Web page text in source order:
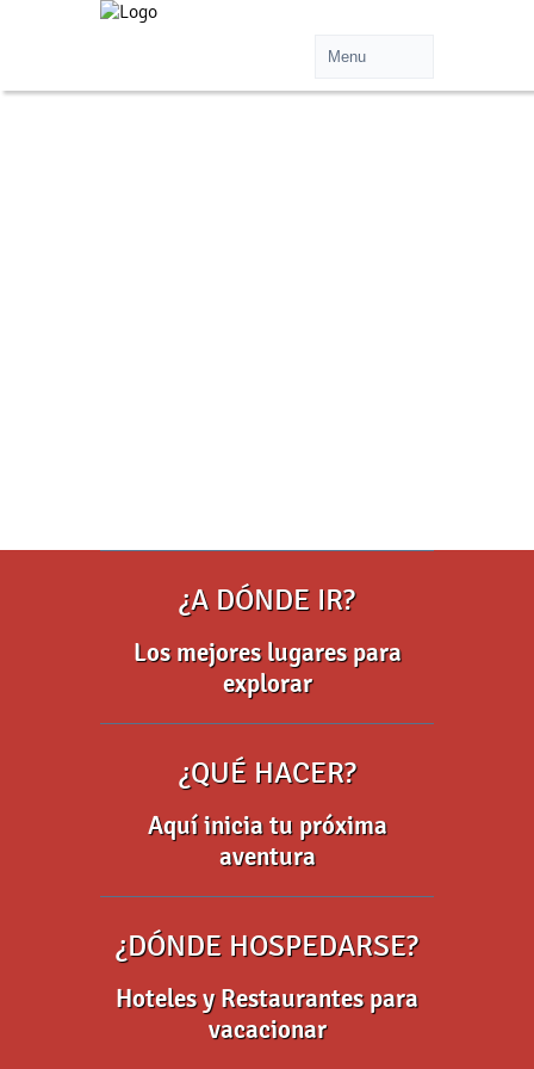
¿A DÓNDE IR?
Los mejores lugares para
explorar
¿QUÉ HACER?
Aquí inicia tu próxima
aventura
¿DÓNDE HOSPEDARSE?
Hoteles y Restaurantes para
vacacionar